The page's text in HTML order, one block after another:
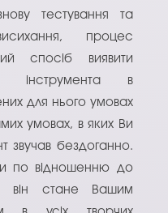
тестування та
процес
спосіб виявити
інструмента в
для нього умовах
умовах, в яких Ви
звучав бездоганно.
по відношенню до
він стане Вашим